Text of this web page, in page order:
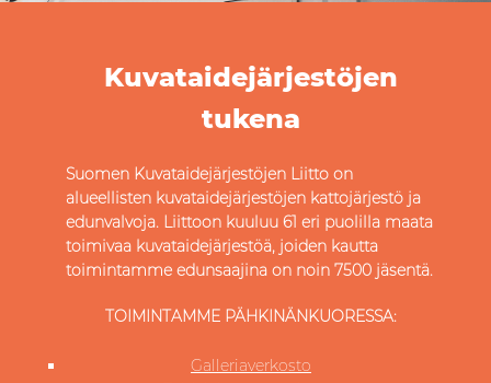
Kuvataidejärjestöjen
tukena
Suomen Kuvataidejärjestöjen Liitto on
alueellisten kuvataidejärjestöjen kattojärjestö ja
edunvalvoja. Liittoon kuuluu 61 eri puolilla maata
toimivaa kuvataidejärjestöä, joiden kautta
toimintamme edunsaajina on noin 7500 jäsentä.
TOIMINTAMME PÄHKINÄNKUORESSA:
Galleriaverkosto